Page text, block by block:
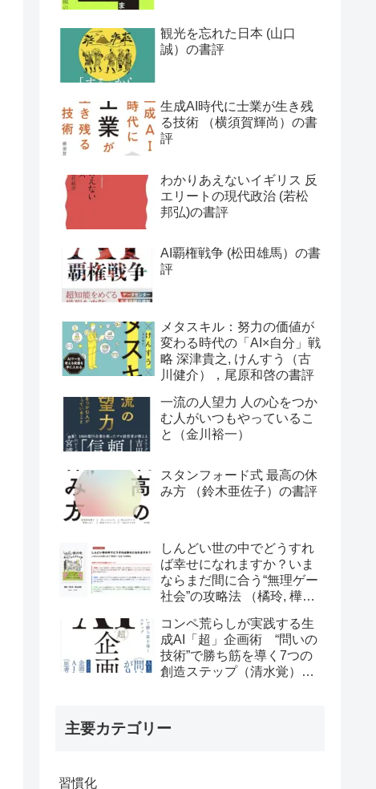
観光を忘れた日本 (山口
誠）の書評
生成AI時代に士業が生き残
る技術 （横須賀輝尚）の書
評
わかりあえないイギリス 反
エリートの現代政治 (若松
邦弘)の書評
AI覇権戦争 (松田雄馬）の書
評
メタスキル：努力の価値が
変わる時代の「AI×自分」戦
略 深津貴之, けんすう（古
川健介），尾原和啓の書評
一流の人望力 人の心をつか
む人がいつもやっているこ
と（金川裕一）
スタンフォード式 最高の休
み方 （鈴木亜佐子）の書評
しんどい世の中でどうすれ
ば幸せになれますか？いま
ならまだ間に合う“無理ゲー
社会”の攻略法 （橘玲, 樺山
コンペ荒らしが実践する生
成AI「超」企画術 “問いの
技術”で勝ち筋を導く7つの
創造ステップ（清水覚）の
主要カテゴリー
習慣化